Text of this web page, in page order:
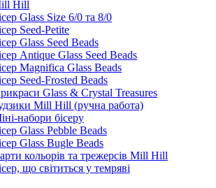
Hill
Glass Size 6/0 та 8/0
Seed-Petite
Glass Seed Beads
Antique Glass Seed Beads
Magnifica Glass Beads
Seed-Frosted Beads
Glass & Crystal Treasures
Mill Hill (ручна работа)
набори бісеру
Glass Pebble Beads
Glass Bugle Beads
кольорів та трежерсів Mill Hill
що світиться у темряві